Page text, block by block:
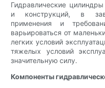
Гидравлические
и конструкций, в
применения и
варьироваться от
легких условий
тяжелых условий
значительную силу.
Компоненты